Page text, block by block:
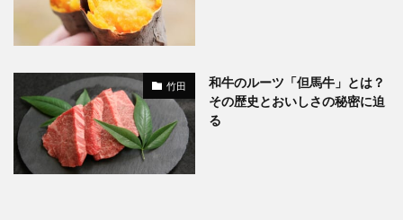
竹田
和牛のルーツ「但馬牛」とは？
その歴史とおいしさの秘密に迫
る